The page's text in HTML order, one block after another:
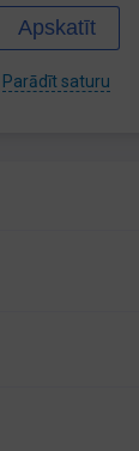
Apskatīt
Parādīt saturu